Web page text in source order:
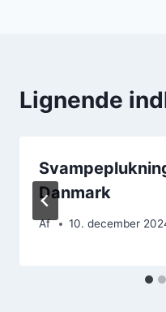
Lignende
Danmark
Af 10. december